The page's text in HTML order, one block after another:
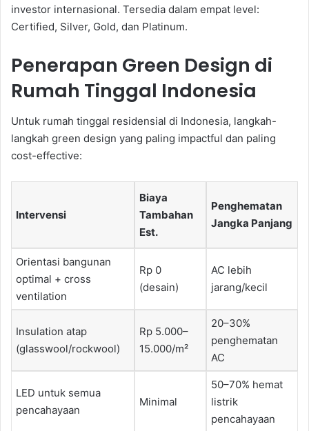
investor internasional. Tersedia dalam empat level:
Certified, Silver, Gold, dan Platinum.
Penerapan Green Design di
Rumah Tinggal Indonesia
Untuk rumah tinggal residensial di Indonesia, langkah-
langkah green design yang paling impactful dan paling
cost-effective:
Intervensi
Biaya
Tambahan
Est.
Penghematan
Jangka Panjang
Orientasi bangunan
optimal + cross
ventilation
Rp 0
(desain)
AC lebih
jarang/kecil
Insulation atap
(glasswool/rockwool)
Rp 5.000–
15.000/m²
20–30%
penghematan
AC
LED untuk semua
pencahayaan
Minimal
50–70% hemat
listrik
pencahayaan